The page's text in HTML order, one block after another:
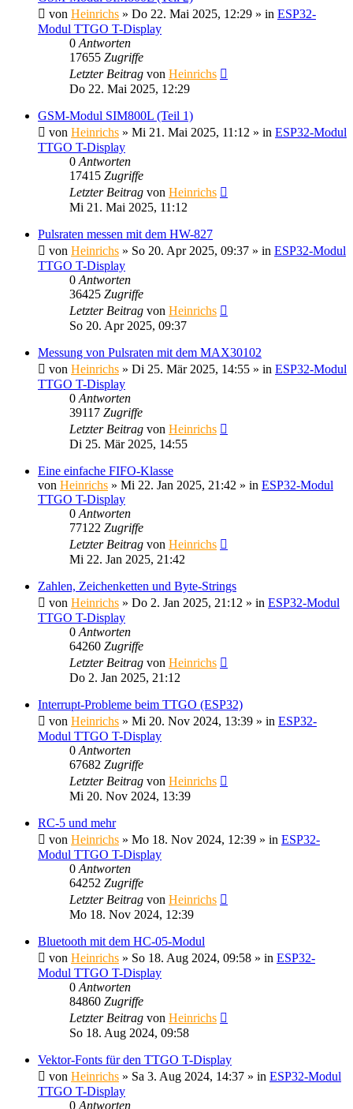
von Heinrichs » Do 22. Mai 2025, 12:29 » in ESP32-
Modul TTGO T-Display
0 Antworten
17655 Zugriffe
Letzter Beitrag von Heinrichs
Do 22. Mai 2025, 12:29
GSM-Modul SIM800L (Teil 1)
von Heinrichs » Mi 21. Mai 2025, 11:12 » in ESP32-Modul
TTGO T-Display
0 Antworten
17415 Zugriffe
Letzter Beitrag von Heinrichs
Mi 21. Mai 2025, 11:12
Pulsraten messen mit dem HW-827
von Heinrichs » So 20. Apr 2025, 09:37 » in ESP32-Modul
TTGO T-Display
0 Antworten
36425 Zugriffe
Letzter Beitrag von Heinrichs
So 20. Apr 2025, 09:37
Messung von Pulsraten mit dem MAX30102
von Heinrichs » Di 25. Mär 2025, 14:55 » in ESP32-Modul
TTGO T-Display
0 Antworten
39117 Zugriffe
Letzter Beitrag von Heinrichs
Di 25. Mär 2025, 14:55
Eine einfache FIFO-Klasse
von Heinrichs » Mi 22. Jan 2025, 21:42 » in ESP32-Modul
TTGO T-Display
0 Antworten
77122 Zugriffe
Letzter Beitrag von Heinrichs
Mi 22. Jan 2025, 21:42
Zahlen, Zeichenketten und Byte-Strings
von Heinrichs » Do 2. Jan 2025, 21:12 » in ESP32-Modul
TTGO T-Display
0 Antworten
64260 Zugriffe
Letzter Beitrag von Heinrichs
Do 2. Jan 2025, 21:12
Interrupt-Probleme beim TTGO (ESP32)
von Heinrichs » Mi 20. Nov 2024, 13:39 » in ESP32-
Modul TTGO T-Display
0 Antworten
67682 Zugriffe
Letzter Beitrag von Heinrichs
Mi 20. Nov 2024, 13:39
RC-5 und mehr
von Heinrichs » Mo 18. Nov 2024, 12:39 » in ESP32-
Modul TTGO T-Display
0 Antworten
64252 Zugriffe
Letzter Beitrag von Heinrichs
Mo 18. Nov 2024, 12:39
Bluetooth mit dem HC-05-Modul
von Heinrichs » So 18. Aug 2024, 09:58 » in ESP32-
Modul TTGO T-Display
0 Antworten
84860 Zugriffe
Letzter Beitrag von Heinrichs
So 18. Aug 2024, 09:58
Vektor-Fonts für den TTGO T-Display
von Heinrichs » Sa 3. Aug 2024, 14:37 » in ESP32-Modul
TTGO T-Display
0 Antworten